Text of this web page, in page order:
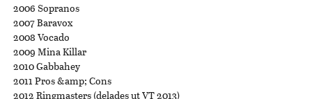
2006 Sopranos
2007 Baravox
2008 Vocado
2009 Mina Killar
2010 Gabbahey
2011 Pros &amp; Cons
2012 Ringmasters (delades ut VT 2013)